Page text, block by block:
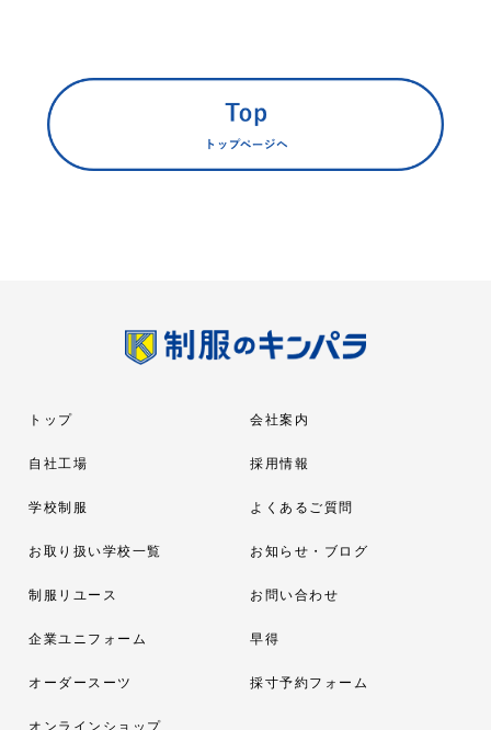
トップ
自社工場
学校制服
お取り扱い学校一覧
制服リユース
企業ユニフォーム
オーダースーツ
オンラインショップ
会社案内
採用情報
よくあるご質問
お知らせ・ブログ
お問い合わせ
早得
採寸予約フォーム